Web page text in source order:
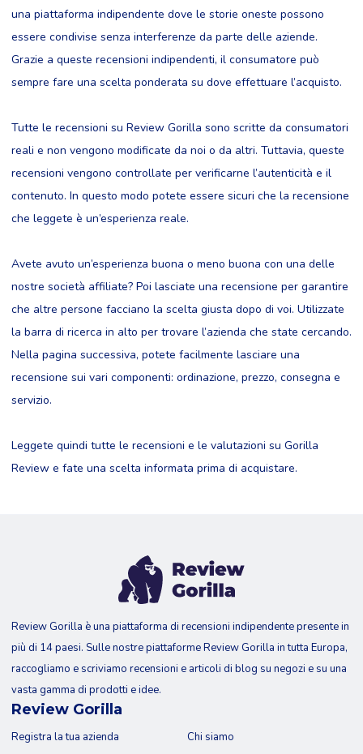
una piattaforma indipendente dove le storie oneste possono
essere condivise senza interferenze da parte delle aziende.
Grazie a queste recensioni indipendenti, il consumatore può
sempre fare una scelta ponderata su dove effettuare l’acquisto.
Tutte le recensioni su Review Gorilla sono scritte da consumatori
reali e non vengono modificate da noi o da altri. Tuttavia, queste
recensioni vengono controllate per verificarne l’autenticità e il
contenuto. In questo modo potete essere sicuri che la recensione
che leggete è un’esperienza reale.
Avete avuto un’esperienza buona o meno buona con una delle
nostre società affiliate? Poi lasciate una recensione per garantire
che altre persone facciano la scelta giusta dopo di voi. Utilizzate
la barra di ricerca in alto per trovare l’azienda che state cercando.
Nella pagina successiva, potete facilmente lasciare una
recensione sui vari componenti: ordinazione, prezzo, consegna e
servizio.
Leggete quindi tutte le recensioni e le valutazioni su Gorilla
Review e fate una scelta informata prima di acquistare.
Review Gorilla è una piattaforma di recensioni indipendente presente in
più di 14 paesi. Sulle nostre piattaforme Review Gorilla in tutta Europa,
raccogliamo e scriviamo recensioni e articoli di blog su negozi e su una
vasta gamma di prodotti e idee.
Review Gorilla
Registra la tua azienda
Chi siamo